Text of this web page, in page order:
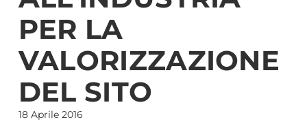
PER LA
VALORIZZAZIONE
DEL SITO
18 Aprile 2016